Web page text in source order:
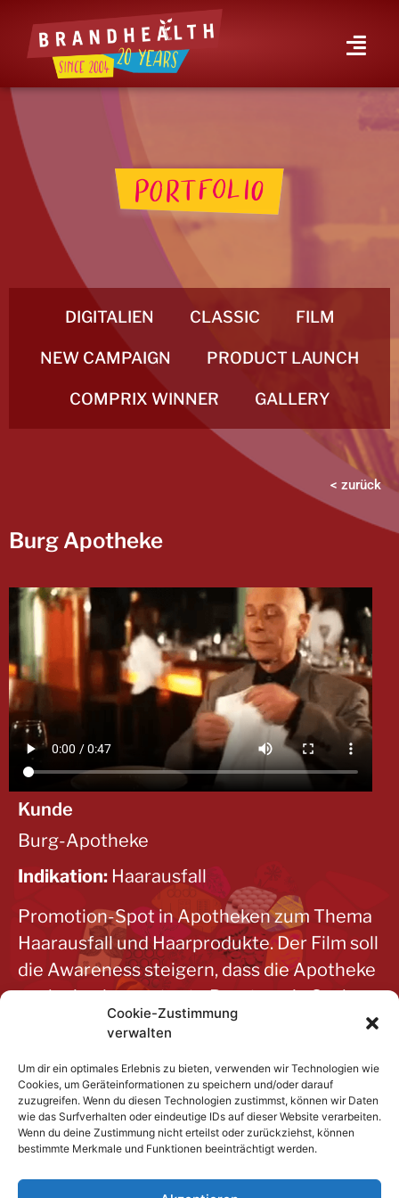
Cookie-Zustimmung
verwalten
Um dir ein optimales Erlebnis zu bieten, verwenden wir Technologien wie
Cookies, um Geräteinformationen zu speichern und/oder darauf
zuzugreifen. Wenn du diesen Technologien zustimmst, können wir Daten
wie das Surfverhalten oder eindeutige IDs auf dieser Website verarbeiten.
Wenn du deine Zustimmung nicht erteilst oder zurückziehst, können
bestimmte Merkmale und Funktionen beeinträchtigt werden.
DIGITALIEN CLASSIC FILM
NEW CAMPAIGN PRODUCT LAUNCH
COMPRIX WINNER GALLERY
< zurück
Burg Apotheke
Kunde
Burg-Apotheke
Indikation: Haarausfall
Promotion-Spot in Apotheken zum Thema
Haarausfall und Haarprodukte. Der Film soll
die Awareness steigern, dass die Apotheke
auch eine kompetente Beratung in Sachen
Haaranalyse und Haarwuchsmittel bietet.